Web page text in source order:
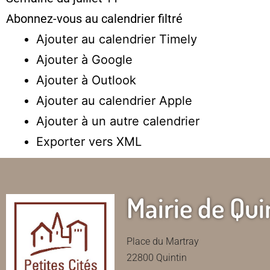
Abonnez-vous au calendrier filtré
Ajouter au calendrier Timely
Ajouter à Google
Ajouter à Outlook
Ajouter au calendrier Apple
Ajouter à un autre calendrier
Exporter vers XML
Mairie de
Place du Martray
22800 Quintin